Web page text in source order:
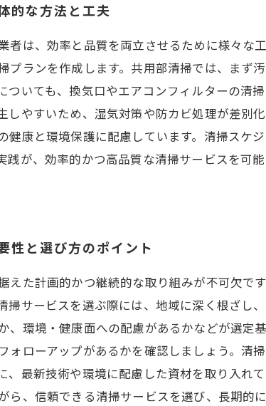
的な方法と工夫
者は、効率と品質を両立させるために様々な
プランを作成します。共用部清掃では、まず
いても、換気口やエアコンフィルターの清
やすいため、湿気対策や防カビ処理が差別
康と環境保護に配慮しています。清掃スケ
が、効率的かつ高品質な清掃サービスを可
性と選び方のポイント
た計画的かつ継続的な取り組みが不可欠で
掃サービスを選ぶ際には、地域に深く根ざし
、環境・健康面への配慮があるかなどが選定
ォローアップがあるかを確認しましょう。清
、最新技術や環境に配慮した資材を取り入れ
、信頼できる清掃サービスを選び、長期的